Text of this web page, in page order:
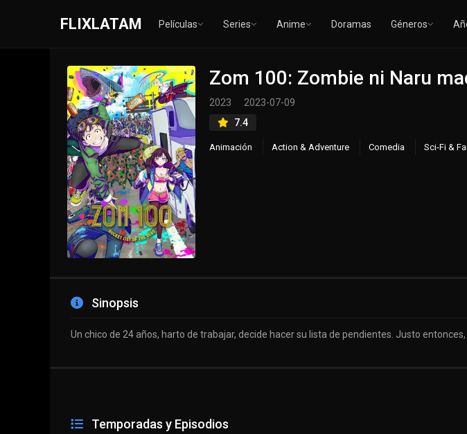
FLIXLATAM Películas Series Anime Doramas Géneros
Zom 100: Zombie ni Naru
2023
2023-07-09
7.4
Animación Action & Adventure Comedia Sci-Fi &
Sinopsis
Un chico de 24 años, harto de trabajar, decide hacer su lista de pendientes. Justo
Temporadas y Episodios